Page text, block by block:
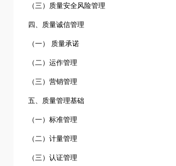
（三）质量安全风险管理
四、质量诚信管理
（一） 质量承诺
（二）运作管理
（三）营销管理
五、质量管理基础
（一）标准管理
（二）计量管理
（三）认证管理